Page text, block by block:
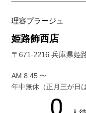
理容プラージュ
姫路飾西店
〒671-2216 兵庫県姫
AM 8:45 〜
年中無休（正月三が日